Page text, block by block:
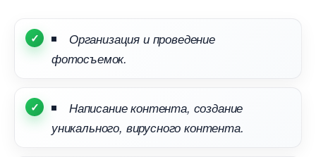
Организация и проведение
фотосъемок.
Написание контента, создание
уникального, вирусного контента.